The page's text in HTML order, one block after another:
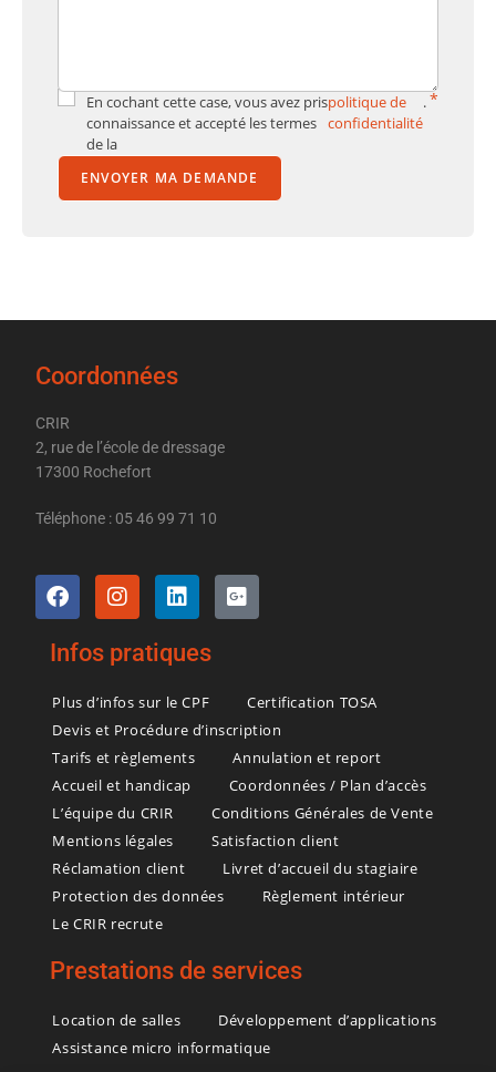
En cochant cette case, vous avez pris
connaissance et accepté les termes
de la
politique de
confidentialité
.*
ENVOYER MA DEMANDE
Coordonnées
CRIR
2, rue de l’école de dressage
17300 Rochefort
Téléphone : 05 46 99 71 10
Infos pratiques
Plus d’infos sur le CPF
Certification TOSA
Devis et Procédure d’inscription
Tarifs et règlements
Annulation et report
Accueil et handicap
Coordonnées / Plan d’accès
L’équipe du CRIR
Conditions Générales de Vente
Mentions légales
Satisfaction client
Réclamation client
Livret d’accueil du stagiaire
Protection des données
Règlement intérieur
Le CRIR recrute
Prestations de services
Location de salles
Développement d’applications
Assistance micro informatique